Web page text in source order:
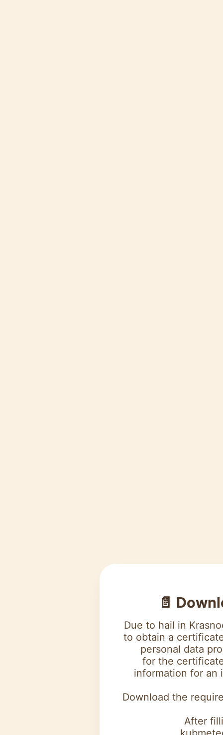
📄
Due to hail in
to obtain a
personal data
for the
information for an
Download the
After